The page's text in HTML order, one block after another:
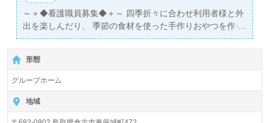
～＋◆看護職員募集◆＋～ 四季折々に合わせ利用者様と外
出を楽しんだり、 季節の食材を使った手作りおやつを作っ
たりと、様々なイベントが盛りだくさん！ ご利用者と職員
がともに楽しく過ごしている、アットホームな職場です♪
形態
グループホーム
地域